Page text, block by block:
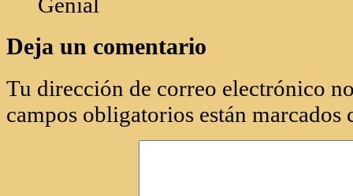
Deja un comentario
Tu dirección de correo electrónico
campos obligatorios están marcados